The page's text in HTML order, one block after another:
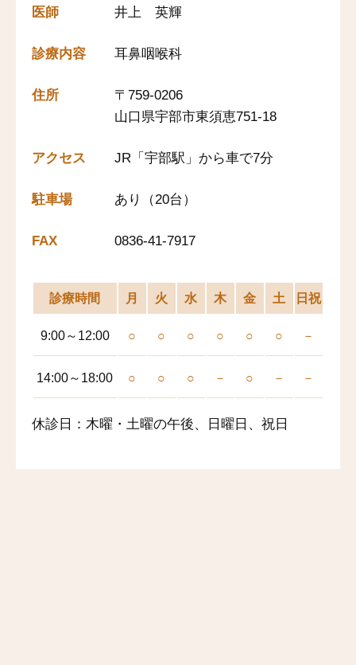
医師 井上 英輝
診療内容 耳鼻咽喉科
住所
〒759-0206
山口県宇部市東須恵751-18
アクセス JR「宇部駅」から車で7分
駐車場 あり（20台）
FAX 0836-41-7917
診療時間 月 火 水 木 金 土 日祝
9:00～12:00 ○ ○ ○ ○ ○ ○ －
14:00～18:00 ○ ○ ○ － ○ － －
休診日：木曜・土曜の午後、日曜日、祝日